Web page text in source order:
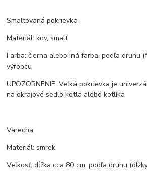
Smaltovaná pokrievka
Materiál: kov, smalt
Farba: čierna alebo iná farba, podľa druhu
výrobcu
UPOZORNENIE: Veľká pokrievka je
na okrajové sedlo kotla alebo kotlíka
Varecha
Materiál: smrek
Veľkosť: dĺžka cca 80 cm, podľa druhu